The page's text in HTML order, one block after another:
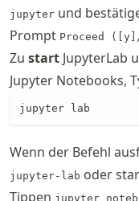
jupyter und
Prompt Proceed
Zu start JupyterLab
Jupyter Notebooks,
jupyter lab
Wenn der Befehl
jupyter-lab oder
Tippen jupyter